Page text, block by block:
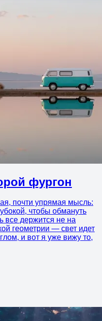
фургон
почти упрямая мысль:
чтобы обмануть
все держится не на
геометрии — свет идет
и вот я уже вижу то,